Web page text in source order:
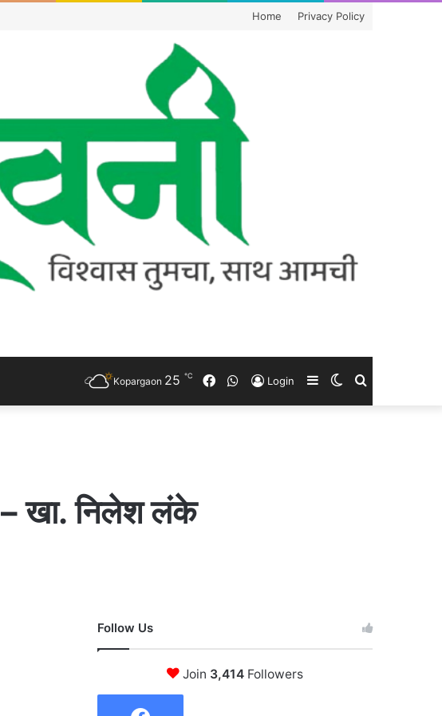
Home Privacy Policy
Search
Switch
Sidebar
Login
WhatsApp
Facebook
Kopargaon 25 ℃
– खा. निलेश लंके
Follow Us
Join 3,414 Followers